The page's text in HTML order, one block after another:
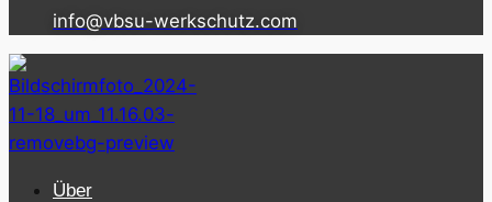
info@vbsu-werkschutz.com
Über